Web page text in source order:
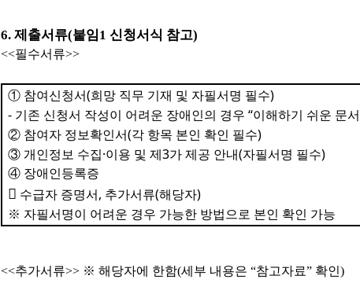
6. 제출서류(붙임1 신청서식 참고)
<<필수서류>>
① 참여신청서(희망 직무 기재 및 자필서명 필수)
- 기존 신청서 작성이 어려운 장애인의 경우 “이해하기 쉬운 문서
② 참여자 정보확인서(각 항목 본인 확인 필수)
③ 개인정보 수집·이용 및 제 3가 제공 안내(자필서명 필수)
④ 장애인등록증
 수급자 증명서 , 추가서류(해당자)
※ 자필서명이 어려운 경우 가능한 방법으로 본인 확인 가능
<<추가서류>> ※ 해당자에 한함(세부 내용은 “참고자료” 확인)